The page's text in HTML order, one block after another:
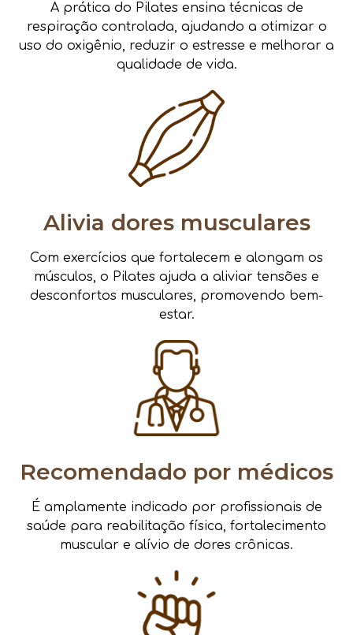
A prática do Pilates ensina técnicas de
respiração controlada, ajudando a otimizar o
uso do oxigênio, reduzir o estresse e melhorar a
qualidade de vida.
Alivia dores musculares
Com exercícios que fortalecem e alongam os
músculos, o Pilates ajuda a aliviar tensões e
desconfortos musculares, promovendo bem-
estar.
Recomendado por médicos
É amplamente indicado por profissionais de
saúde para reabilitação física, fortalecimento
muscular e alívio de dores crônicas.